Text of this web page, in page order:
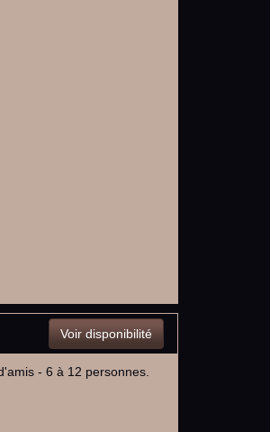
Voir disponibilité
- 6 à 12 personnes.